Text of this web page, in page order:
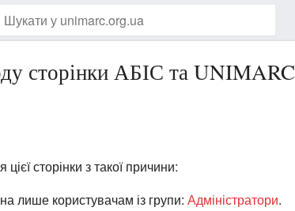
сторінки АБІС та UNIMARC
сторінки з такої причини:
лише користувачам із групи:Адміністратори.